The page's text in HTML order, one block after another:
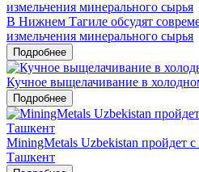
В Нижнем Тагиле обсудят
измельчения минерального сырья
Подробнее
Кучное выщелачивание в
Подробнее
MiningMetals Uzbekistan пройдет с
Ташкент